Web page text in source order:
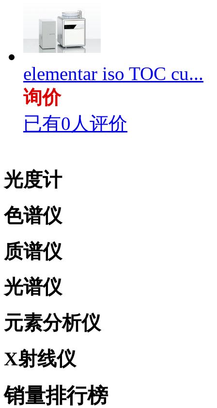
elementar iso TOC cu...
询价
已有0人评价
光度计
色谱仪
质谱仪
光谱仪
元素分析仪
X射线仪
销量排行榜